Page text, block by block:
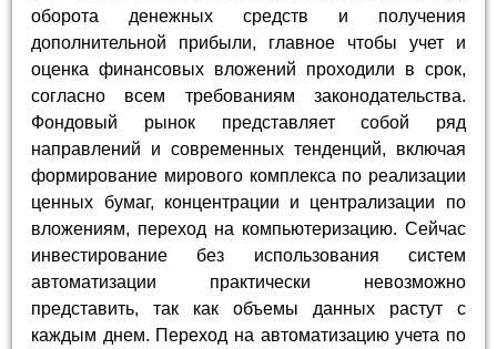
оборота денежных средств и получения
дополнительной прибыли, главное чтобы учет и
оценка финансовых вложений проходили в срок,
согласно всем требованиям законодательства.
Фондовый рынок представляет собой ряд
направлений и современных тенденций, включая
формирование мирового комплекса по реализации
ценных бумаг, концентрации и централизации по
вложениям, переход на компьютеризацию. Сейчас
инвестирование без использования систем
автоматизации практически невозможно
представить, так как объемы данных растут с
каждым днем. Переход на автоматизацию учета по